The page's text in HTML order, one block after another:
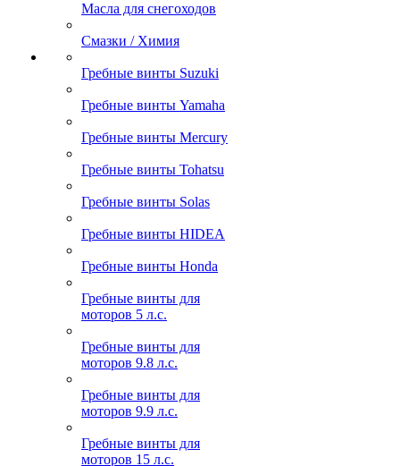
Масла для снегоходов
Смазки / Химия
Гребные винты Suzuki
Гребные винты Yamaha
Гребные винты Mercury
Гребные винты Tohatsu
Гребные винты Solas
Гребные винты HIDEA
Гребные винты Honda
Гребные винты для
моторов 5 л.с.
Гребные винты для
моторов 9.8 л.с.
Гребные винты для
моторов 9.9 л.с.
Гребные винты для
моторов 15 л.с.